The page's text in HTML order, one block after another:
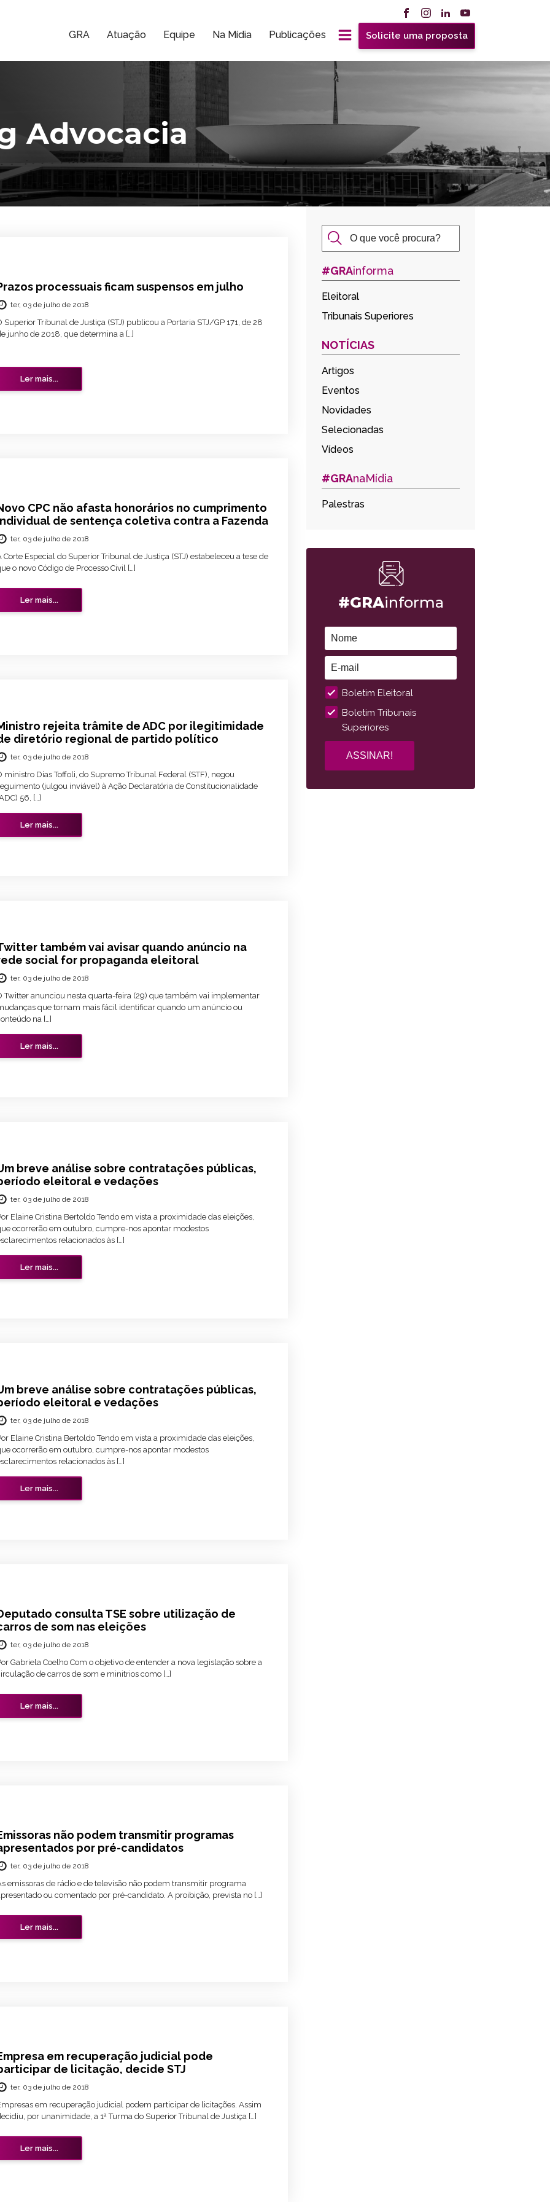
GRA Atuação Equipe Na Mídia Publicações Solicite uma proposta
Advocacia
processuais ficam suspensos em julho
ter, 03 de julho de 2018
Superior Tribunal de Justiça (STJ) publicou a Portaria STJ/GP 171, de 28
junho de 2018, que determina a […]
Ler mais...
CPC não afasta honorários no cumprimento
de sentença coletiva contra a Fazenda
ter, 03 de julho de 2018
Corte Especial do Superior Tribunal de Justiça (STJ) estabeleceu a tese de
o novo Código de Processo Civil […]
Ler mais...
rejeita trâmite de ADC por ilegitimidade
diretório regional de partido político
ter, 03 de julho de 2018
ministro Dias Toffoli, do Supremo Tribunal Federal (STF), negou
(julgou inviável) à Ação Declaratória de Constitucionalidade
56, […]
Ler mais...
também vai avisar quando anúncio na
social for propaganda eleitoral
ter, 03 de julho de 2018
Twitter anunciou nesta quarta-feira (29) que também vai implementar
que tornam mais fácil identificar quando um anúncio ou
na […]
Ler mais...
breve análise sobre contratações públicas,
eleitoral e vedações
ter, 03 de julho de 2018
Elaine Cristina Bertoldo Tendo em vista a proximidade das eleições,
ocorrerão em outubro, cumpre-nos apontar modestos
relacionados às […]
Ler mais...
breve análise sobre contratações públicas,
eleitoral e vedações
ter, 03 de julho de 2018
Elaine Cristina Bertoldo Tendo em vista a proximidade das eleições,
ocorrerão em outubro, cumpre-nos apontar modestos
relacionados às […]
Ler mais...
consulta TSE sobre utilização de
de som nas eleições
ter, 03 de julho de 2018
Gabriela Coelho Com o objetivo de entender a nova legislação sobre a
de carros de som e minitrios como […]
Ler mais...
não podem transmitir programas
por pré-candidatos
ter, 03 de julho de 2018
emissoras de rádio e de televisão não podem transmitir programa
ou comentado por pré-candidato. A proibição, prevista no […]
Ler mais...
em recuperação judicial pode
de licitação, decide STJ
ter, 03 de julho de 2018
em recuperação judicial podem participar de licitações. Assim
por unanimidade, a 1ª Turma do Superior Tribunal de Justiça […]
Ler mais...
#GRAinforma
Eleitoral
Tribunais Superiores
NOTÍCIAS
Artigos
Eventos
Novidades
Selecionadas
Vídeos
#GRAnaMídia
Palestras
#GRAinforma
Boletim Eleitoral
Boletim Tribunais
Superiores